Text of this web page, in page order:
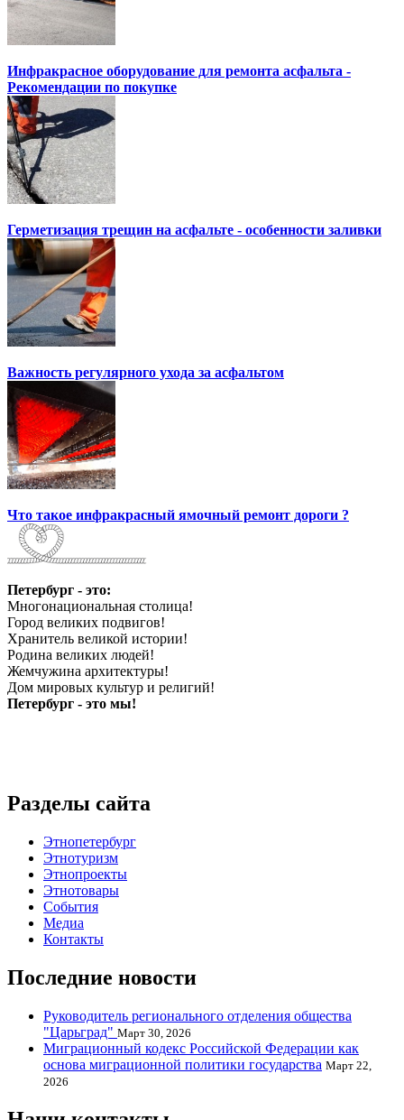
Инфракрасное оборудование для ремонта асфальта -
Рекомендации по покупке
Герметизация трещин на асфальте - особенности заливки
Важность регулярного ухода за асфальтом
Что такое инфракрасный ямочный ремонт дороги ?
Петербург - это:
Многонациональная столица!
Город великих подвигов!
Хранитель великой истории!
Родина великих людей!
Жемчужина архитектуры!
Дом мировых культур и религий!
Петербург - это мы!
Разделы сайта
Этнопетербург
Этнотуризм
Этнопроекты
Этнотовары
События
Медиа
Контакты
Последние новости
Руководитель регионального отделения общества
"Царьград" Март 30, 2026
Миграционный кодекс Российской Федерации как
основа миграционной политики государства Март 22,
2026